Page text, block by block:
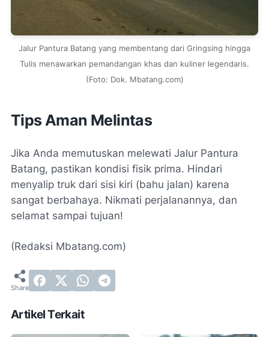
Jalur Pantura Batang yang membentang dari Gringsing hingga
Tulis menawarkan pemandangan khas dan kuliner legendaris.
(Foto: Dok. Mbatang.com)
Tips Aman Melintas
Jika Anda memutuskan melewati Jalur Pantura
Batang, pastikan kondisi fisik prima. Hindari
menyalip truk dari sisi kiri (bahu jalan) karena
sangat berbahaya. Nikmati perjalanannya, dan
selamat sampai tujuan!
(Redaksi Mbatang.com)
Artikel Terkait